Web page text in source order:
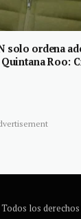
solo ordena
Roo:
los